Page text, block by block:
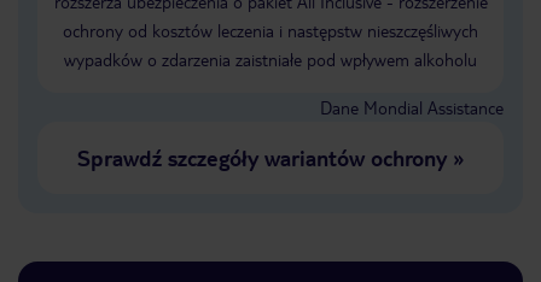
ochrony od kosztów leczenia i następstw nieszczęśliwych
wypadków o zdarzenia zaistniałe pod wpływem alkoholu
Dane Mondial Assistance
Sprawdź szczegóły wariantów ochrony»